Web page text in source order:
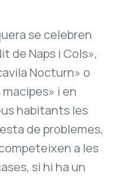
se celebren
de Naps i Cols»,
Nocturn» o
i en
habitants les
de problemes,
a les
si hi ha un